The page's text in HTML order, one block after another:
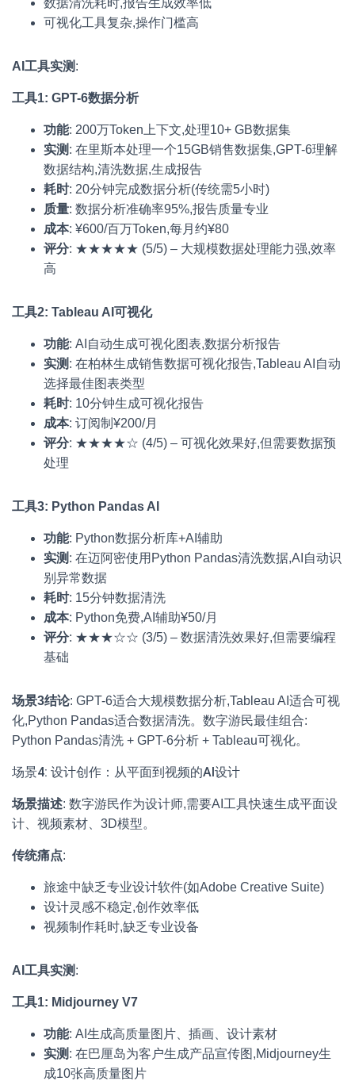
数据清洗耗时,报告生成效率低
可视化工具复杂,操作门槛高
AI工具实测 :
工具1: GPT-6数据分析
功能: 200万Token上下文,处理10+ GB数据集
实测 : 在里斯本处理一个15GB销售数据集,GPT-6理解
数据结构,清洗数据,生成报告
耗时: 20分钟完成数据分析(传统需5小时)
质量: 数据分析准确率95%,报告质量专业
成本: ¥600/百万Token,每月约¥80
评分: ★★★★★ (5/5) – 大规模数据处理能力强,效率
高
工具2: Tableau AI可视化
功能: AI自动生成可视化图表,数据分析报告
实测 : 在柏林生成销售数据可视化报告,Tableau AI自动
选择最佳图表类型
耗时: 10分钟生成可视化报告
成本: 订阅制¥200/月
评分: ★★★★☆ (4/5) – 可视化效果好,但需要数据预
处理
工具3: Python Pandas AI
功能: Python数据分析库+AI辅助
实测 : 在迈阿密使用Python Pandas清洗数据,AI自动识
别异常数据
耗时: 15分钟数据清洗
成本: Python免费,AI辅助¥50/月
评分: ★★★☆☆ (3/5) – 数据清洗效果好,但需要编程
基础
场景3结论: GPT-6适合大规模数据分析,Tableau AI适合可视
化,Python Pandas适合数据清洗。数字游民最佳组合:
Python Pandas清洗 + GPT-6分析 + Tableau可视化。
场景4: 设计创作：从平面到视频的AI设计
场景描述: 数字游民作为设计师,需要AI工具快速生成平面设
计、视频素材、3D模型。
传统痛点:
旅途中缺乏专业设计软件(如Adobe Creative Suite)
设计灵感不稳定,创作效率低
视频制作耗时,缺乏专业设备
AI工具实测 :
工具1: Midjourney V7
功能: AI生成高质量图片、插画、设计素材
实测 : 在巴厘岛为客户生成产品宣传图,Midjourney生
成10张高质量图片